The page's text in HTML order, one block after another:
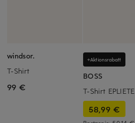
windsor.
T-Shirt
99 €
+Aktionsrabatt
BOSS
T-Shirt EPLIETE
58,99 €